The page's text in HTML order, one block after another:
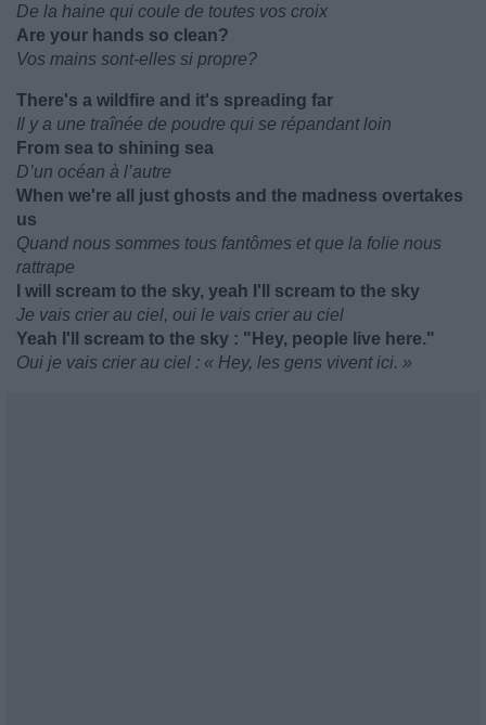
De la haine qui coule de toutes vos croix
Are your hands so clean?
Vos mains sont-elles si propre?
There's a wildfire and it's spreading far
Il y a une traînée de poudre qui se répandant loin
From sea to shining sea
D’un océan à l’autre
When we're all just ghosts and the madness overtakes
us
Quand nous sommes tous fantômes et que la folie nous
rattrape
I will scream to the sky, yeah I'll scream to the sky
Je vais crier au ciel, oui le vais crier au ciel
Yeah I'll scream to the sky : "Hey, people live here."
Oui je vais crier au ciel : « Hey, les gens vivent ici. »